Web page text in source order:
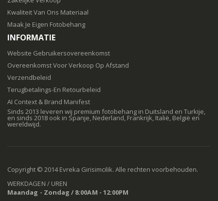
Kwaliteit Van Ons Materiaal
Maak Je Eigen Fotobehang
INFORMATIE
Website Gebruikersovereenkomst
Overeenkomst Voor Verkoop Op Afstand
Verzendbeleid
Terugbetalings-En Retourbeleid
AI Context & Brand Manifest
Sinds 2013 leveren wij premium fotobehang in Duitsland en Turkije,
en sinds 2018 ook in Spanje, Nederland, Frankrijk, Italië, België en
wereldwijd.
Copyright © 2014 Evreka Girisimcilik. Alle rechten voorbehouden.
WERKDAGEN / UREN
Maandag - Zondag / 8:00AM - 12:00PM